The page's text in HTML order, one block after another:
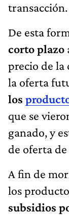
transacción.
De esta
corto plazo
precio de la
la oferta
los
que se
ganado, y
de oferta
A fin de
los
subsidios